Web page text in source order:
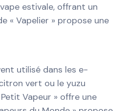
estivale, offrant un
« Vapelier » propose une
utilisé dans les e-
vert ou le yuzu
Vapeur » offre une